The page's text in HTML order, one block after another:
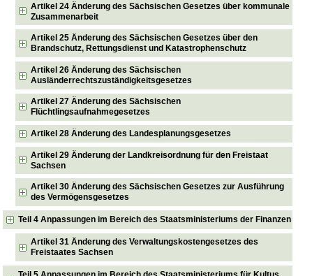
Artikel 24 Änderung des Sächsischen Gesetzes über kommunale
Zusammenarbeit
Artikel 25 Änderung des Sächsischen Gesetzes über den
Brandschutz, Rettungsdienst und Katastrophenschutz
Artikel 26 Änderung des Sächsischen
Ausländerrechtszuständigkeitsgesetzes
Artikel 27 Änderung des Sächsischen
Flüchtlingsaufnahmegesetzes
Artikel 28 Änderung des Landesplanungsgesetzes
Artikel 29 Änderung der Landkreisordnung für den Freistaat
Sachsen
Artikel 30 Änderung des Sächsischen Gesetzes zur Ausführung
des Vermögensgesetzes
Teil 4 Anpassungen im Bereich des Staatsministeriums der Finanzen
Artikel 31 Änderung des Verwaltungskostengesetzes des
Freistaates Sachsen